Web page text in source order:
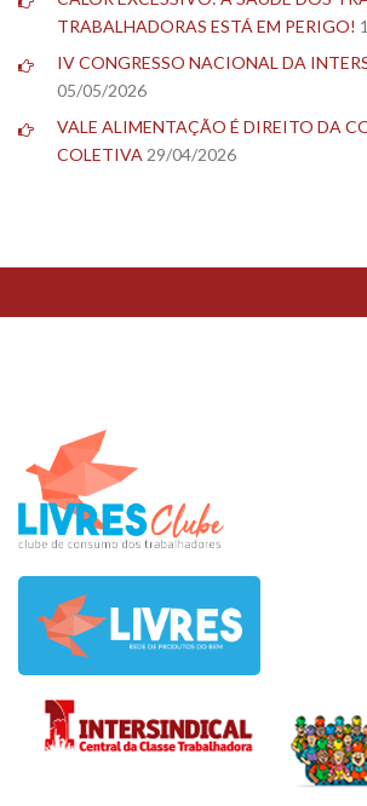
TRABALHADORAS ESTÁ EM PERIGO!
IV CONGRESSO NACIONAL DA
05/05/2026
VALE ALIMENTAÇÃO É DIREITO DA
COLETIVA 29/04/2026
TESTE